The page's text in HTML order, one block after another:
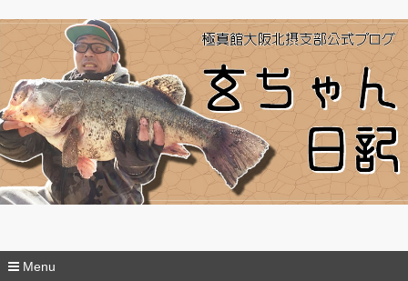
極真館大阪北摂支部
Menu